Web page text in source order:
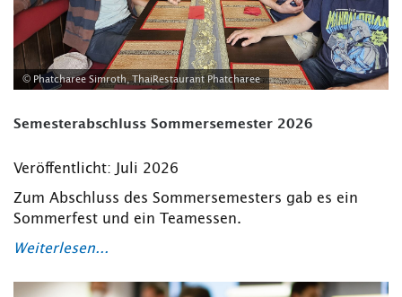
© Phatcharee Simroth, ThaiRestaurant Phatcharee
Semesterabschluss Sommersemester 2026
Veröffentlicht: Juli 2026
Zum Abschluss des Sommersemesters gab es ein
Sommerfest und ein Teamessen.
Weiterlesen...